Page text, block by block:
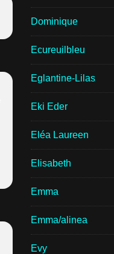
Dominique
Ecureuilbleu
Eglantine-Lilas
Eki Eder
Eléa Laureen
Elisabeth
Emma
Emma/alinea
Evy